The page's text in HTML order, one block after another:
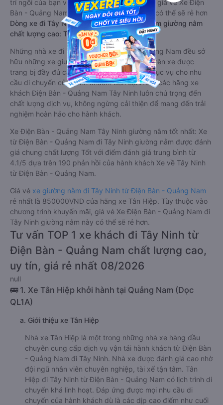
trí ngồi của bạn và chương trình khuyến mãi, giá vé Xe Điện
Bàn - Quảng Nam đi Tây Ninh limousine này có thể sẽ rẻ hơn
Dòng xe đi Tây Ninh từ Điện Bàn - Quảng Nam giường nằm
chất lượng cao: Thoải mái, giá cả tốt nhất
Những nhà xe đi Tây Ninh từ Điện Bàn - Quảng Nam đều sở
hữu những xe giường nằm chất lượng cao. Trên xe được
trang bị đầy đủ các trang thiết bị hiện đại phục vụ cho nhu
cầu di chuyển của hành khách. Bên cạnh đó, các hãng xe
khách Điện Bàn - Quảng Nam Tây Ninh luôn chú trọng đến
chất lượng dịch vụ, không ngừng cải thiện để mang đến trải
nghiệm hoàn hảo cho hành khách.
Xe Điện Bàn - Quảng Nam Tây Ninh giường nằm tốt nhất: Xe
từ Điện Bàn - Quảng Nam đi Tây Ninh giường nằm được đánh
giá chung chất lượng Tốt với điểm đánh giá trung bình từ
4.1/5 dựa trên 190 phản hồi của hành khách Xe về Tây Ninh
từ Điện Bàn - Quảng Nam.
Giá vé xe giường nằm đi Tây Ninh từ Điện Bàn - Quảng Nam
rẻ nhất là 850000VND của hãng xe Tân Hiệp. Tùy thuộc vào
chương trình khuyến mãi, giá vé Xe Điện Bàn - Quảng Nam đi
Tây Ninh giường nằm này có thể sẽ rẻ hơn.
Tư vấn TOP 1 xe khách đi Tây Ninh từ
Điện Bàn - Quảng Nam chất lượng cao,
uy tín, giá rẻ nhất 08/2026
null
🚌 1. Xe Tân Hiệp khởi hành tại Quảng Nam (Dọc
QL1A)
a. Giới thiệu xe Tân Hiệp
Nhà xe Tân Hiệp là một trong những nhà xe hàng đầu
chuyên cung cấp dịch vụ vận tải hành khách từ Điện Bàn
- Quảng Nam đi Tây Ninh. Nhà xe được đánh giá cao nhờ
đội ngũ nhân viên chuyên nghiệp, tài xế tận tâm. Tân
Hiệp đi Tây Ninh từ Điện Bàn - Quảng Nam có lịch trình di
chuyển khá linh hoạt. Đáp ứng được mọi nhu cầu di
chuyển của hành khách dù là các dịp cao điểm như cuối